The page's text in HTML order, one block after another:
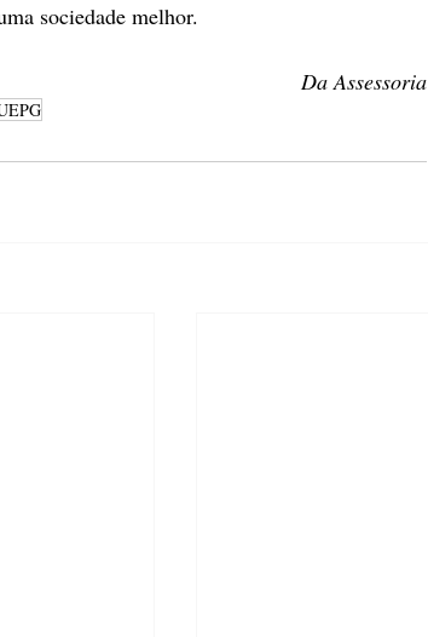
sociedade melhor.
Da Assessoria